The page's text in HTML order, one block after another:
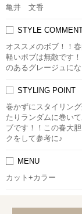
亀井 文香
STYLE
オススメのボブ！！
軽いボブは無敵です
のあるグレージュにな
STYLING POINT
巻かずにスタイリン
たりランダムに巻い
ブです！！この春大
クをして参考に♪
MENU
カット+カラー